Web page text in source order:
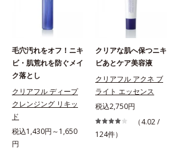
毛穴汚れをオフ！ニキ
ビ・肌荒れを防ぐメイ
ク落とし
クリアフル ディープ
クレンジング リキッ
ド
税込1,430円～1,650
円
クリアな肌へ保つニキ
ビあとケア美容液
クリアフル アクネ ブ
ライト エッセンス
税込2,750円
（4.02 /
124件）